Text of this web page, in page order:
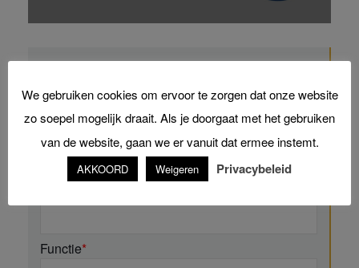
Neem contact op met een van onze
experts:
Voornaam*
Functie*
We gebruiken cookies om ervoor te zorgen dat onze website
zo soepel mogelijk draait. Als je doorgaat met het gebruiken
van de website, gaan we er vanuit dat ermee instemt.
AKKOORD Weigeren Privacybeleid